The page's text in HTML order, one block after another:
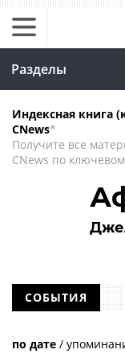
Разделы
Индексная книга
CNews*
Получите все
CNews по
СОБЫТИЯ
по дате /